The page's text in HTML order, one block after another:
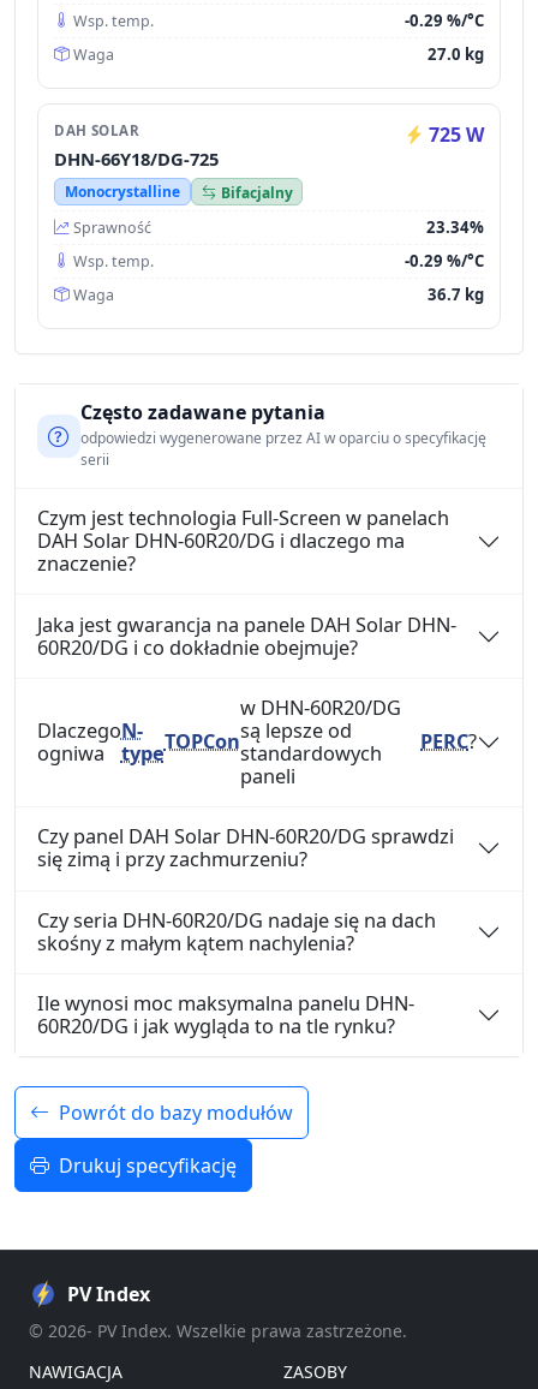
Wsp. temp. -0.29 %/°C
Waga 27.0 kg
DAH SOLAR 725 W
DHN-66Y18/DG-725
Monocrystalline
Bifacjalny
Sprawność
23.34%
Wsp. temp. -0.29 %/°C
Waga 36.7 kg
Często zadawane pytania
odpowiedzi wygenerowane przez AI w oparciu o specyfikację
serii
Czym jest technologia Full-Screen w panelach
DAH Solar DHN-60R20/DG i dlaczego ma
znaczenie?
Jaka jest gwarancja na panele DAH Solar DHN-
60R20/DG i co dokładnie obejmuje?
Dlaczego
ogniwa
N-
typeTOPCon
w DHN-60R20/DG
są lepsze od
standardowych
paneli
PERC?
Czy panel DAH Solar DHN-60R20/DG sprawdzi
się zimą i przy zachmurzeniu?
Czy seria DHN-60R20/DG nadaje się na dach
skośny z małym kątem nachylenia?
Ile wynosi moc maksymalna panelu DHN-
60R20/DG i jak wygląda to na tle rynku?
Powrót do bazy modułów
Drukuj specyfikację
PV Index
© 2026- PV Index. Wszelkie prawa zastrzeżone.
NAWIGACJA
ZASOBY